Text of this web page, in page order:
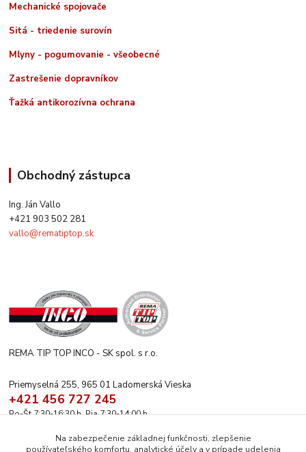
Mechanické spojovače
Sitá - triedenie surovín
Mlyny - pogumovanie - všeobecné
Zastrešenie dopravníkov
Ťažká antikorozívna ochrana
Obchodný zástupca
Ing. Ján Vallo
+421 903 502 281
vallo@rematiptop.sk
REMA TIP TOP INCO - SK spol. s r.o.
Priemyselná 255, 965 01 Ladomerská Vieska
+421 456 727 245
Po-Št 7:30-16:30 h. Pia 7:30-14:00 h.
rematiptop@rematiptop.sk
Na zabezpečenie základnej funkčnosti, zlepšenie
používateľského komfortu, analytické účely a v prípade udelenia